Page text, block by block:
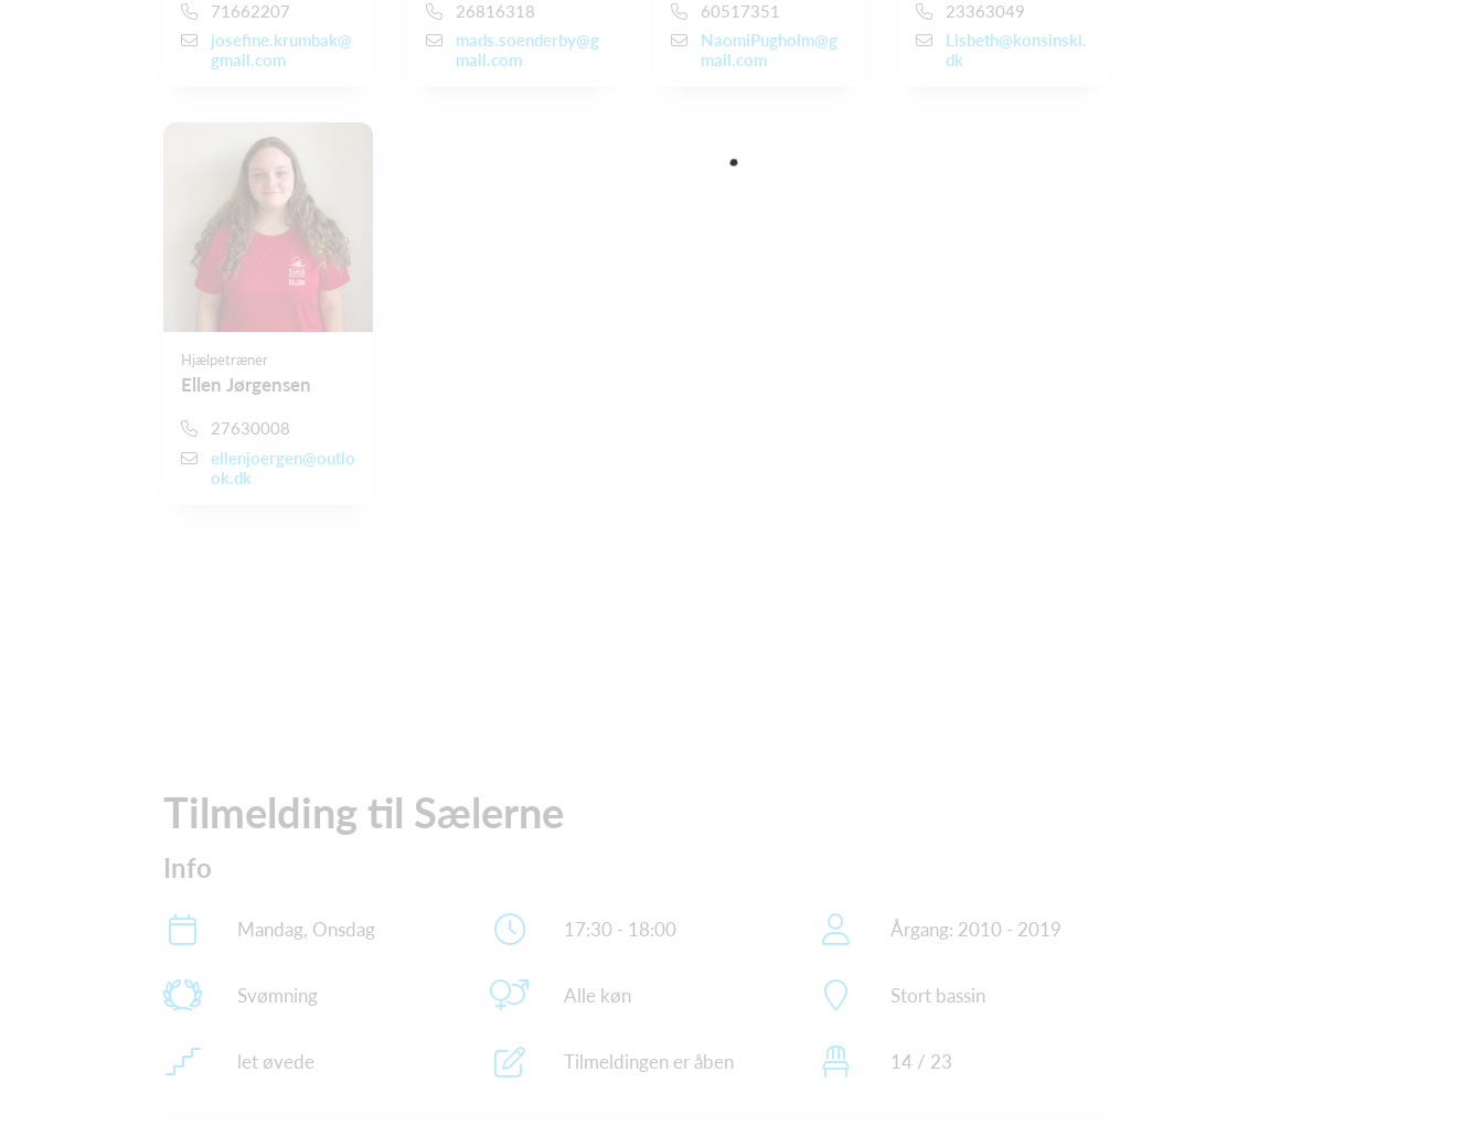
71662207
josefine.krumbak@
gmail.com
26816318
mads.soenderby@g
mail.com
60517351
NaomiPugholm@g
mail.com
23363049
Lisbeth@konsinski.
dk
Hjælpetræner
Ellen Jørgensen
27630008
ellenjoergen@outlo
ok.dk
Tilmelding til Sælerne
Info
Mandag, Onsdag 17:30 - 18:00 Årgang: 2010 - 2019
Svømning Alle køn Stort bassin
let øvede Tilmeldingen er åben 14 / 23